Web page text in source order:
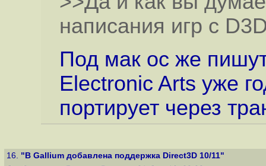
написания игр с
Под мак ос же
Electronic Arts уже
портирует через
16. "В Gallium добавлена поддержка Direct3D 10/11"